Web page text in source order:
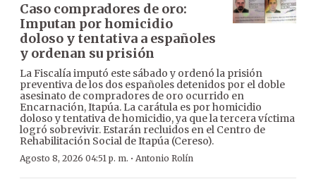
Caso compradores de oro:
Imputan por homicidio
doloso y tentativa a españoles
y ordenan su prisión
La Fiscalía imputó este sábado y ordenó la prisión
preventiva de los dos españoles detenidos por el doble
asesinato de compradores de oro ocurrido en
Encarnación, Itapúa. La carátula es por homicidio
doloso y tentativa de homicidio, ya que la tercera víctima
logró sobrevivir. Estarán recluidos en el Centro de
Rehabilitación Social de Itapúa (Cereso).
Agosto 8, 2026 04:51 p. m. · Antonio Rolín